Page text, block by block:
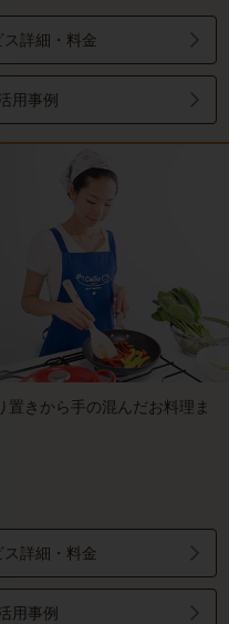
詳細・料金
用事例
きから手の混んだお料理ま
詳細・料金
用事例